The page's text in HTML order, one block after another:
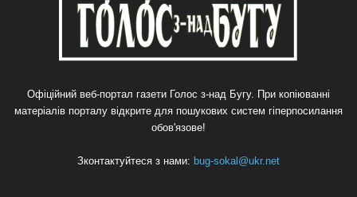
Офіційний веб-портал газети Голос з-над Бугу. При копіюванні
матеріалів порталу відкрите для пошукових систем гіперпосилання
обов'язове!
Зконтактуйтеся з нами: bug-sokal@ukr.net